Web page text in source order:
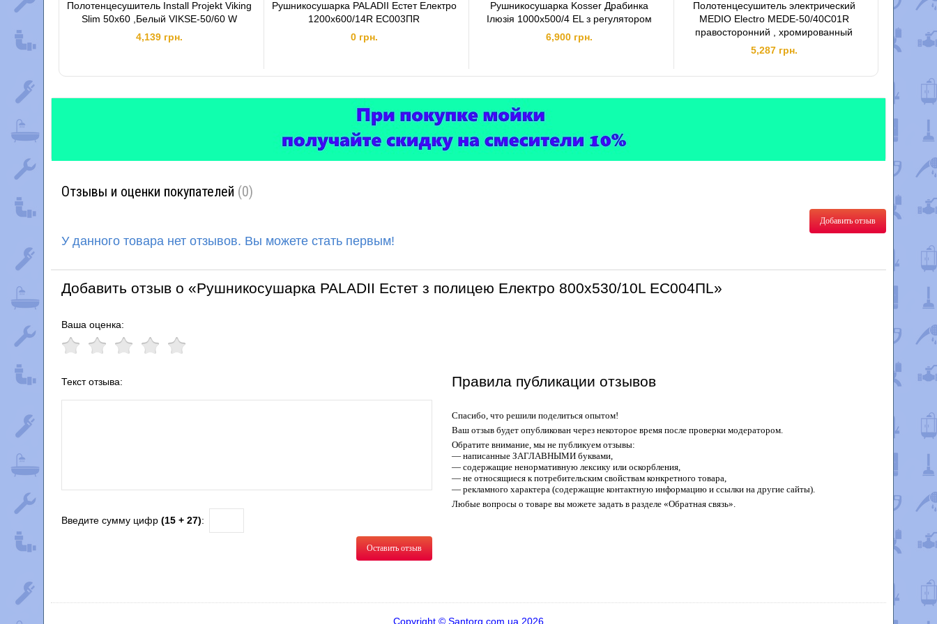
Полотенцесушитель Install Projekt Viking
Slim 50x60 ,Белый VIKSE-50/60 W
4,139 грн.
Рушникосушарка PALADII Естет Електро
1200х600/14R ЕС003ПR
0 грн.
Рушникосушарка Kosser Драбинка
Ілюзія 1000х500/4 EL з регулятором
6,900 грн.
Полотенцесушитель электрический
MEDIO Electro MEDE-50/40C01R
правосторонний , хромированный
5,287 грн.
Отзывы и оценки покупателей (0)
Добавить отзыв
У данного товара нет отзывов. Вы можете стать первым!
Добавить отзыв о «Рушникосушарка PALADII Естет з полицею Електро 800х530/10L ЕС004ПL»
Ваша оценка:
Текст отзыва:
Введите сумму цифр (15 + 27):
Оставить отзыв
Правила публикации отзывов
Спасибо, что решили поделиться опытом!
Ваш отзыв будет опубликован через некоторое время после проверки модератором.
Обратите внимание, мы не публикуем отзывы:
— написанные ЗАГЛАВНЫМИ буквами,
— содержащие ненормативную лексику или оскорбления,
— не относящиеся к потребительским свойствам конкретного товара,
— рекламного характера (содержащие контактную информацию и ссылки на другие сайты).
Любые вопросы о товаре вы можете задать в разделе «Обратная связь».
Copyright © Santorg.com.ua 2026